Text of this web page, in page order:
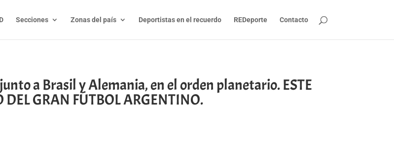
Secciones Zonas del país Deportistas en el recuerdo REDeporte Contacto
a Brasil y Alemania, en el orden planetario. ESTE
GRAN FÚTBOL ARGENTINO.